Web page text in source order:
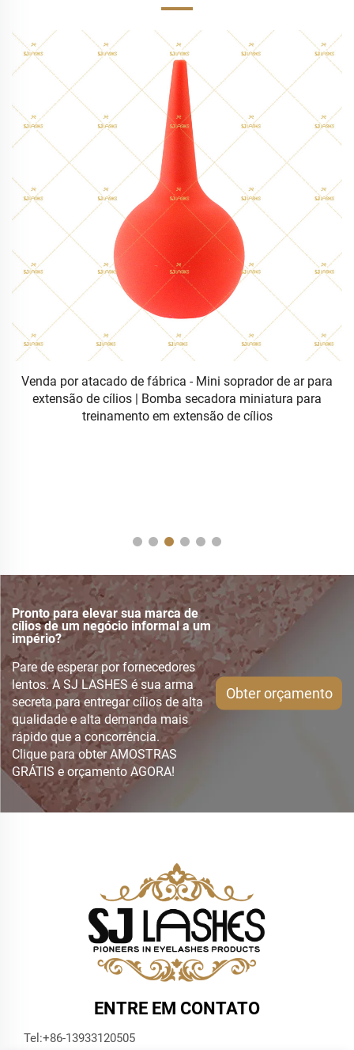
Venda por atacado de fábrica - Mini soprador de ar para
extensão de cílios | Bomba secadora miniatura para
treinamento em extensão de cílios
Pronto para elevar sua marca de
cílios de um negócio informal a um
império?
Pare de esperar por fornecedores
lentos. A SJ LASHES é sua arma
secreta para entregar cílios de alta
qualidade e alta demanda mais
rápido que a concorrência.
Clique para obter AMOSTRAS
GRÁTIS e orçamento AGORA!
Obter orçamento
ENTRE EM CONTATO
Tel:+86-13933120505